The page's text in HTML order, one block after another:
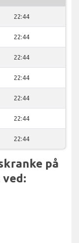
22:44
22:44
22:44
22:44
22:44
22:44
22:44
på
ved: